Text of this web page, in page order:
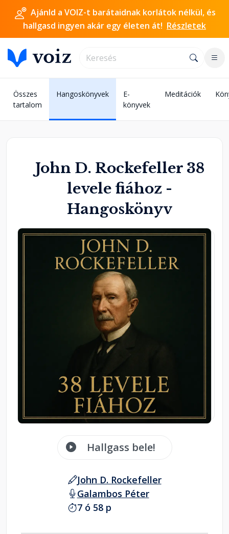
Ajánld a VOIZ-t barátaidnak korlátok nélkül, és
hallgasd ingyen akár egy életen át! Részletek
Összes
tartalom
Hangoskönyvek
E-
könyvek
Meditációk
John D. Rockefeller 38
levele fiához -
Hangoskönyv
Hallgass bele!
John D. Rockefeller
Galambos Péter
7 ó 58 p